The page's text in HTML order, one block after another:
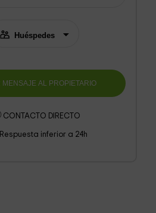
CONTACTO DIRECTO
Respuesta inferior a 24h